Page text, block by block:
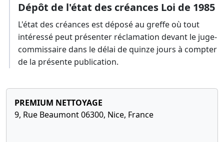
Dépôt de l'état des créances Loi de 1985
L'état des créances est déposé au greffe où tout
intéressé peut présenter réclamation devant le juge-
commissaire dans le délai de quinze jours à compter
de la présente publication.
PREMIUM NETTOYAGE
9, Rue Beaumont 06300, Nice, France